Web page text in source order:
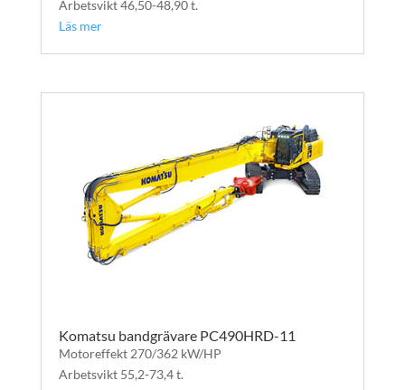
Arbetsvikt 46,50-48,90 t.
Läs mer
Komatsu bandgrävare PC490HRD-11
Motoreffekt 270/362 kW/HP
Arbetsvikt 55,2-73,4 t.